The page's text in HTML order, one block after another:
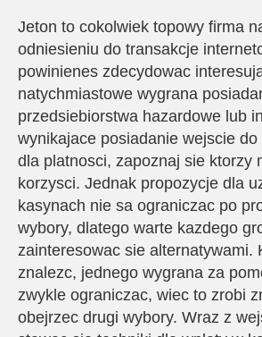
Jeton to cokolwiek topowy firma
odniesieniu do transakcje
powinienes zdecydowac
natychmiastowe wygrana
przedsiebiorstwa hazardowe lub
wynikajace posiadanie wejscie
dla platnosci, zapoznaj sie ktorzy
korzysci. Jednak propozycje dla
kasynach nie sa ograniczac po
wybory, dlatego warte kazdego
zainteresowac sie alternatywami.
znalezc, jednego wygrana za
zwykle ograniczac, wiec to zrobi
obejrzec drugi wybory. Wraz z